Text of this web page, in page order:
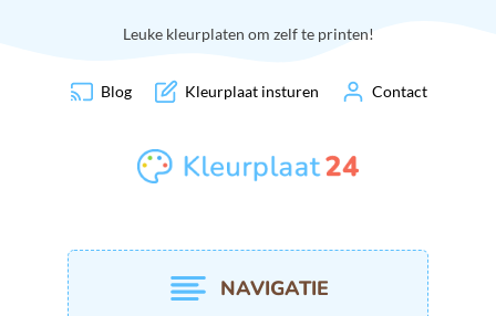
Leuke kleurplaten om zelf te printen!
Blog Kleurplaat insturen Contact
NAVIGATIE